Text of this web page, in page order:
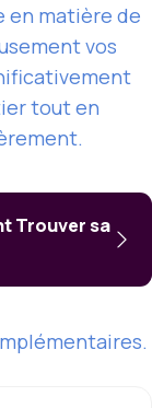
en matière de
vos
tout en
Trouver sa